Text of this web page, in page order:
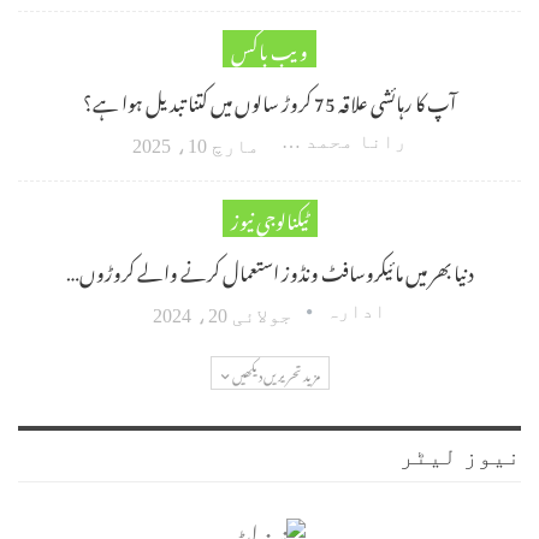
ویب باکس
آپ کا رہائشی علاقہ 75 کروڑ سالوں میں کتنا تبدیل ہوا ہے؟
رانا محمد امین اکبر مارچ 10، 2025
ٹیکنالوجی نیوز
دنیا بھر میں مائیکروسافٹ ونڈوز استعمال کرنے والے کروڑوں…
ادارہ جولائی 20، 2024
مزید تحریریں دیکھیں
نیوز لیٹر